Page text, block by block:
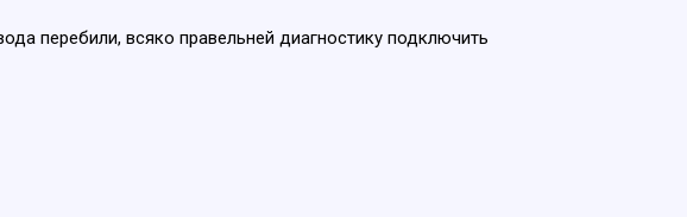
перебили, всяко правельней диагностику подключить